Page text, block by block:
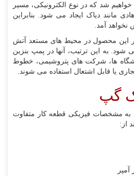
شد که در نوع الکترونیکی، مسیر
مانند دیاک ایجاد می شود. بنابراین
آمد.
این محصول در محیط های مستعد آتش
شود. به این ترتیب، آنها در پمپ بنزین
ها، شرکت های پتروشیمی، خطوط
یا قابل اشتعال استفاده می شوند.
گپ
به مشخصات فیزیکی قطعه کار متفاوت
از: